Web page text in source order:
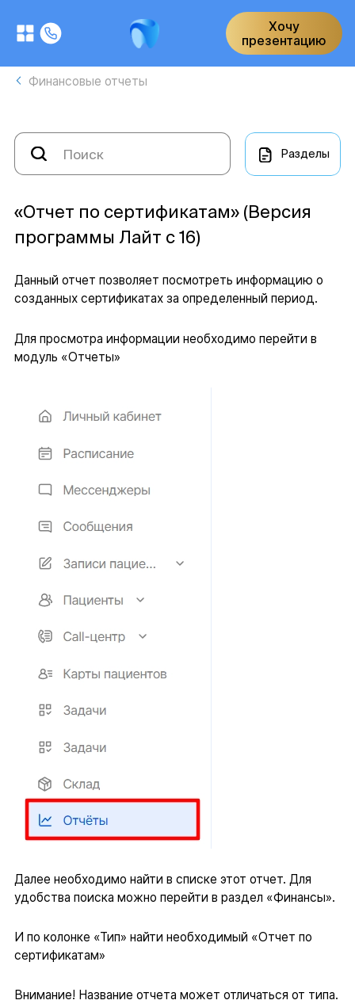
Хочу
презентацию
Финансовые отчеты
Разделы
«Отчет по сертификатам» (Версия
программы Лайт с 16)
Данный отчет позволяет посмотреть информацию о
созданных сертификатах за определенный период.
Для просмотра информации необходимо перейти в
модуль «Отчеты»
Далее необходимо найти в списке этот отчет. Для
удобства поиска можно перейти в раздел «Финансы».
И по колонке «Тип» найти необходимый «Отчет по
сертификатам»
Внимание! Название отчета может отличаться от типа.